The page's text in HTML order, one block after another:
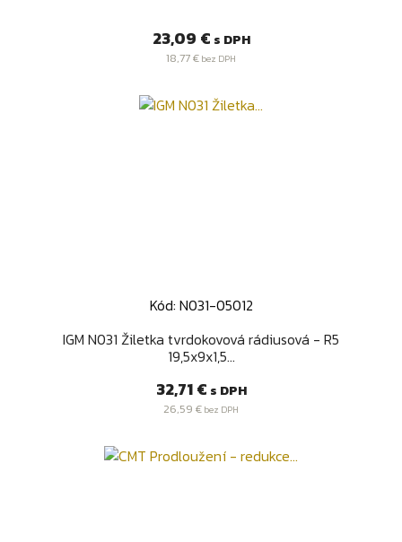
Cena
23,09 € s DPH
18,77 € bez DPH
Kód: N031-05012
IGM N031 Žiletka tvrdokovová rádiusová - R5
19,5x9x1,5...
Cena
32,71 € s DPH
26,59 € bez DPH